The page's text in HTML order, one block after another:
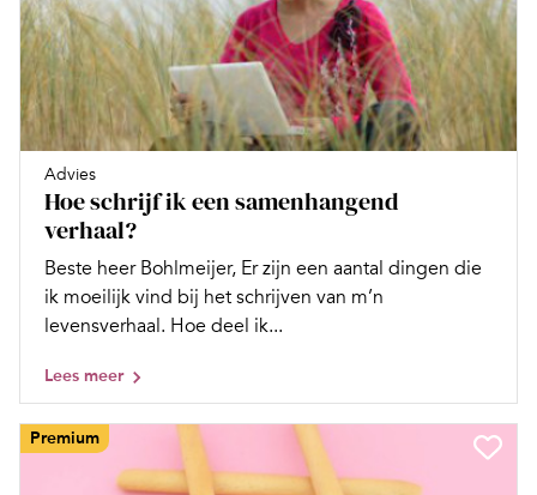
Advies
Hoe schrijf ik een samenhangend
verhaal?
Beste heer Bohlmeijer, Er zijn een aantal dingen die
ik moeilijk vind bij het schrijven van m’n
levensverhaal. Hoe deel ik...
Lees meer
Premium